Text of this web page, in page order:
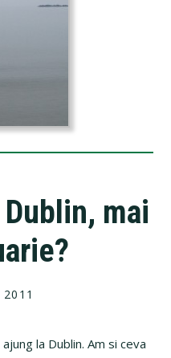
mai
la Dublin. Am si ceva